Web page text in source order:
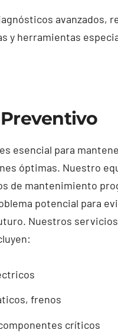
avanzados,
y herramientas
esencial para
óptimas. Nuestro
de mantenimiento
potencial para
Nuestros
frenos
críticos